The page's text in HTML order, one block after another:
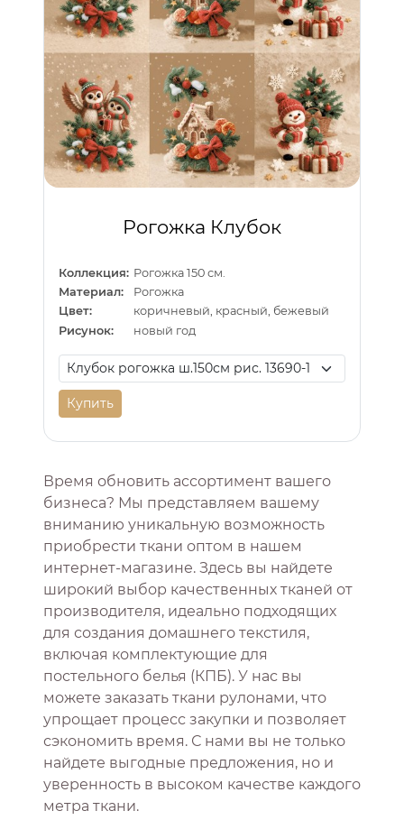
Рогожка Клубок
Коллекция: Рогожка 150 см.
Материал:
Рогожка
Цвет:
коричневый, красный, бежевый
Рисунок:
новый год
Купить
Время обновить ассортимент вашего
бизнеса? Мы представляем вашему
вниманию уникальную возможность
приобрести ткани оптом в нашем
интернет-магазине. Здесь вы найдете
широкий выбор качественных тканей от
производителя, идеально подходящих
для создания домашнего текстиля,
включая комплектующие для
постельного белья (КПБ). У нас вы
можете заказать ткани рулонами, что
упрощает процесс закупки и позволяет
сэкономить время. С нами вы не только
найдете выгодные предложения, но и
уверенность в высоком качестве каждого
метра ткани.